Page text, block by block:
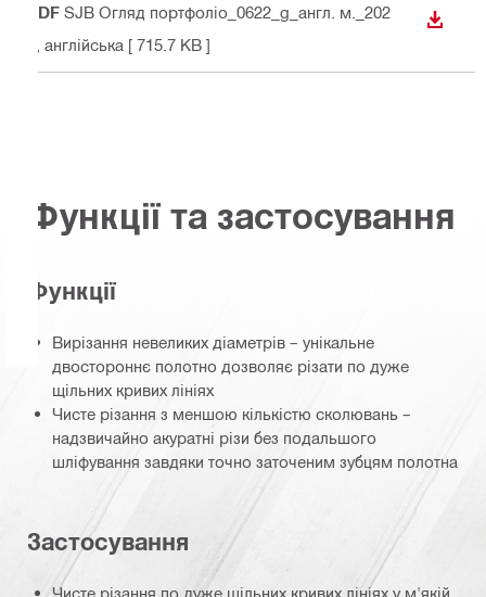
PDF SJB Огляд портфоліо_0622_g_англ. м._202
, англійська [ 715.7 KB ]
Функції та застосування
Функції
Вирізання невеликих діаметрів – унікальне
двостороннє полотно дозволяє різати по дуже
щільних кривих лініях
Чисте різання з меншою кількістю сколювань –
надзвичайно акуратні різи без подальшого
шліфування завдяки точно заточеним зубцям полотна
Застосування
Чисте різання по дуже щільних кривих лініях у м'якій